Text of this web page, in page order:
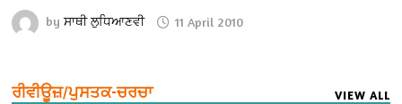
byਸਾਥੀ ਲੁਧਿਆਣਵੀ 11 April 2010
ਰੀਵੀਊਜ਼/ਪੁਸਤਕ-ਚਰਚਾ VIEW ALL